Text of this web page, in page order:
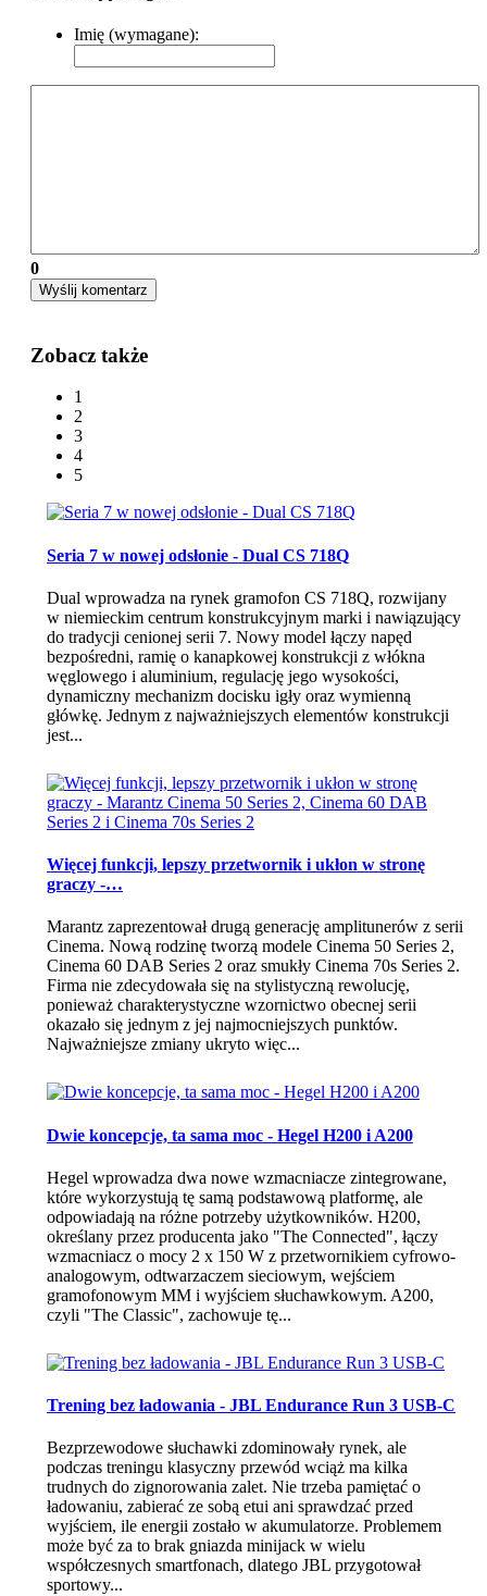
Imię (wymagane):
0
Wyślij komentarz
Zobacz także
1
2
3
4
5
Seria 7 w nowej odsłonie - Dual CS 718Q
Dual wprowadza na rynek gramofon CS 718Q, rozwijany
w niemieckim centrum konstrukcyjnym marki i nawiązujący
do tradycji cenionej serii 7. Nowy model łączy napęd
bezpośredni, ramię o kanapkowej konstrukcji z włókna
węglowego i aluminium, regulację jego wysokości,
dynamiczny mechanizm docisku igły oraz wymienną
główkę. Jednym z najważniejszych elementów konstrukcji
jest...
Więcej funkcji, lepszy przetwornik i ukłon w stronę
graczy -…
Marantz zaprezentował drugą generację amplitunerów z serii
Cinema. Nową rodzinę tworzą modele Cinema 50 Series 2,
Cinema 60 DAB Series 2 oraz smukły Cinema 70s Series 2.
Firma nie zdecydowała się na stylistyczną rewolucję,
ponieważ charakterystyczne wzornictwo obecnej serii
okazało się jednym z jej najmocniejszych punktów.
Najważniejsze zmiany ukryto więc...
Dwie koncepcje, ta sama moc - Hegel H200 i A200
Hegel wprowadza dwa nowe wzmacniacze zintegrowane,
które wykorzystują tę samą podstawową platformę, ale
odpowiadają na różne potrzeby użytkowników. H200,
określany przez producenta jako "The Connected", łączy
wzmacniacz o mocy 2 x 150 W z przetwornikiem cyfrowo-
analogowym, odtwarzaczem sieciowym, wejściem
gramofonowym MM i wyjściem słuchawkowym. A200,
czyli "The Classic", zachowuje tę...
Trening bez ładowania - JBL Endurance Run 3 USB-C
Bezprzewodowe słuchawki zdominowały rynek, ale
podczas treningu klasyczny przewód wciąż ma kilka
trudnych do zignorowania zalet. Nie trzeba pamiętać o
ładowaniu, zabierać ze sobą etui ani sprawdzać przed
wyjściem, ile energii zostało w akumulatorze. Problemem
może być za to brak gniazda minijack w wielu
współczesnych smartfonach, dlatego JBL przygotował
sportowy...